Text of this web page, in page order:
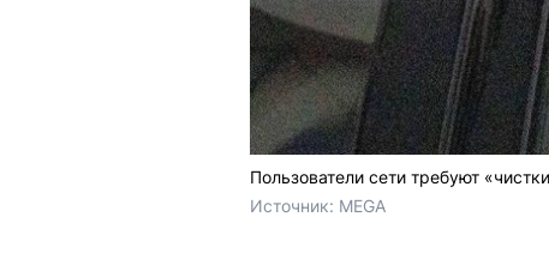
Пользователи сети требуют
Источник: MEGA